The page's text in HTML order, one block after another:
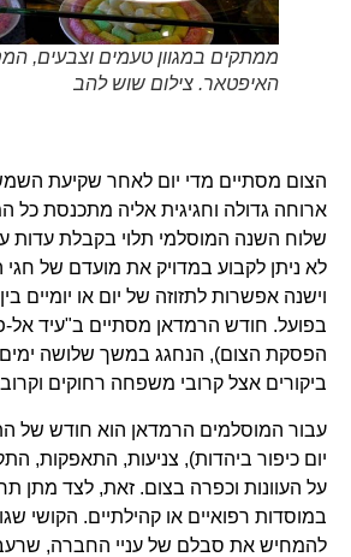
ממתקים במגוון טעמים וצבעים,
האיפטאר. צילום שוש להב
הצום מסתיים מדי יום לאחר שקיעת
ארוחה גדולה וחגיגית אליה מתכנסת כל
שלוח השנה המוסלמי תלוי בקבלת עדות על
לא ניתן לקבוע במדויק את מועדם של חגי
וישנה אפשרות לתזוזה של יום או יומיים בין
בפועל. חודש הרמדאן מסתיים ב"עיד אל-
הפסקת הצום), הנחגג במשך שלושה ימים
ביקורים אצל קרובי משפחה רחוקים
עבור המוסלמים הרמדאן הוא חודש של
יום כיפור ביהדות), צניעות, התאפקות,
על העוונות וכפרה בצום. זאת, לצד מתן
במוסדות רפואיים או קהילתיים. הקושי
להמחיש את סבלם של עניי החברה, שרעב